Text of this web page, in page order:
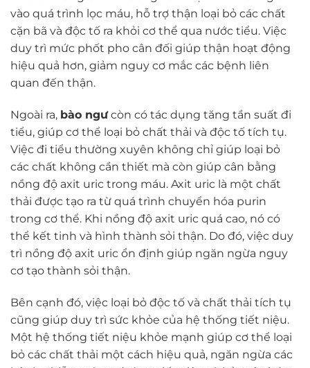
vào quá trình lọc máu, hỗ trợ thận loại bỏ các chất
cặn bã và độc tố ra khỏi cơ thể qua nước tiểu. Việc
duy trì mức phốt pho cân đối giúp thận hoạt động
hiệu quả hơn, giảm nguy cơ mắc các bệnh liên
quan đến thận.
Ngoài ra, bào ngưcòn có tác dụng tăng tần suất đi
tiểu, giúp cơ thể loại bỏ chất thải và độc tố tích tụ.
Việc đi tiểu thường xuyên không chỉ giúp loại bỏ
các chất không cần thiết mà còn giúp cân bằng
nồng độ axit uric trong máu. Axit uric là một chất
thải được tạo ra từ quá trình chuyển hóa purin
trong cơ thể. Khi nồng độ axit uric quá cao, nó có
thể kết tinh và hình thành sỏi thận. Do đó, việc duy
trì nồng độ axit uric ổn định giúp ngăn ngừa nguy
cơ tạo thành sỏi thận.
Bên cạnh đó, việc loại bỏ độc tố và chất thải tích tụ
cũng giúp duy trì sức khỏe của hệ thống tiết niệu.
Một hệ thống tiết niệu khỏe mạnh giúp cơ thể loại
bỏ các chất thải một cách hiệu quả, ngăn ngừa các